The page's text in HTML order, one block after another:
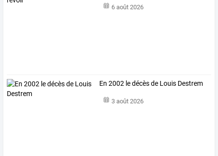
6 août 2026
En 2002 le décès de Louis Destrem
3 août 2026